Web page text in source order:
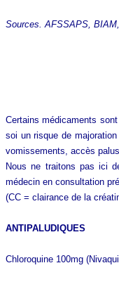
Sources. AFSSAPS,
Certains médicaments
soi un risque de
vomissements, accès
Nous ne traitons pas ici
médecin en consultation
(CC = clairance de la
ANTIPALUDIQUES
Chloroquine 100mg